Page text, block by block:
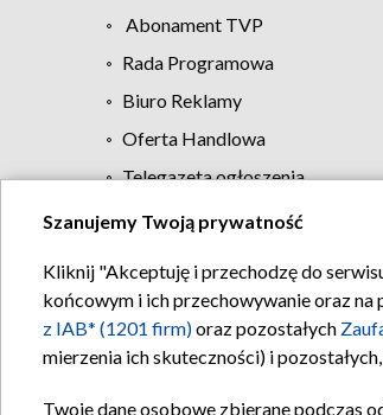
Abonament TVP
Rada Programowa
Biuro Reklamy
Oferta Handlowa
Telegazeta ogłoszenia
Szanujemy Twoją prywatność
Kliknij "Akceptuję i przechodzę do
końcowym i ich przechowywanie oraz na
z IAB* (1201 firm)oraz pozostałych
mierzenia ich skuteczności) i
Twoje dane osobowe zbierane podczas